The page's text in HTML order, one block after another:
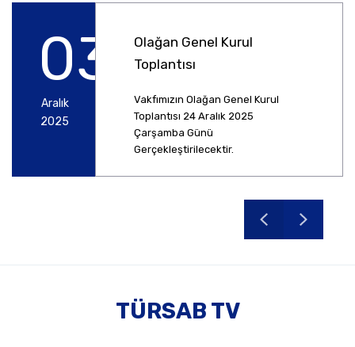
03
Aralık
2025
Olağan Genel Kurul
Toplantısı
Vakfımızın Olağan Genel Kurul
Toplantısı 24 Aralık 2025
Çarşamba Günü
Gerçekleştirilecektir.
TÜRSAB TV